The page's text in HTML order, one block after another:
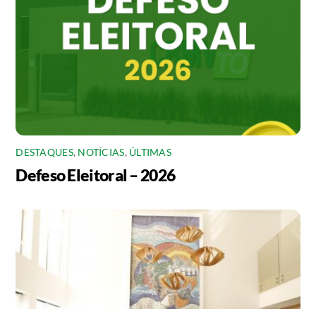
DESTAQUES, NOTÍCIAS, ÚLTIMAS
Defeso Eleitoral – 2026